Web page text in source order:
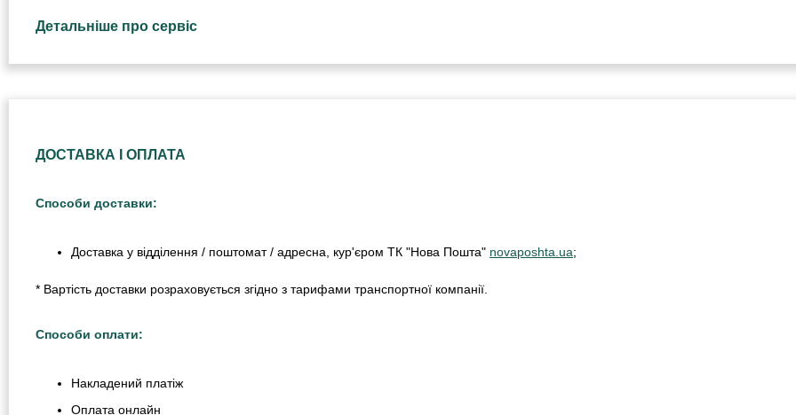
Детальніше про сервіс
ДОСТАВКА І ОПЛАТА
Способи доставки:
Доставка у відділення / поштомат / адресна, кур'єром ТК "Нова Пошта" novaposhta.ua;
* Вартість доставки розраховується згідно з тарифами транспортної компанії.
Способи оплати:
Накладений платіж
Оплата онлайн